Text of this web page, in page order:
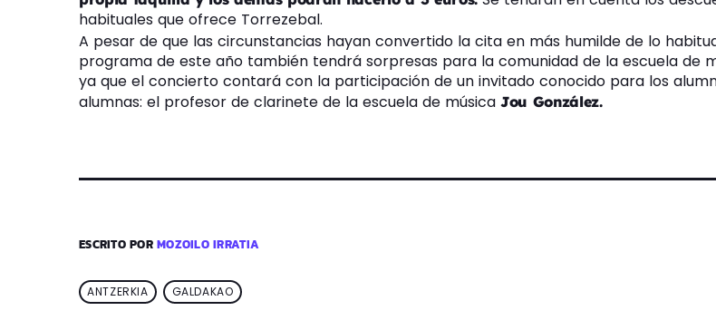
habituales que ofrece Torrezebal.
A pesar de que las circunstancias hayan convertido la cita en más humilde de lo
programa de este año también tendrá sorpresas para la comunidad de la escuela de
ya que el concierto contará con la participación de un invitado conocido para los
alumnas: el profesor de clarinete de la escuela de música Jou González.
ESCRITO PORMOZOILO IRRATIA
ANTZERKIA GALDAKAO